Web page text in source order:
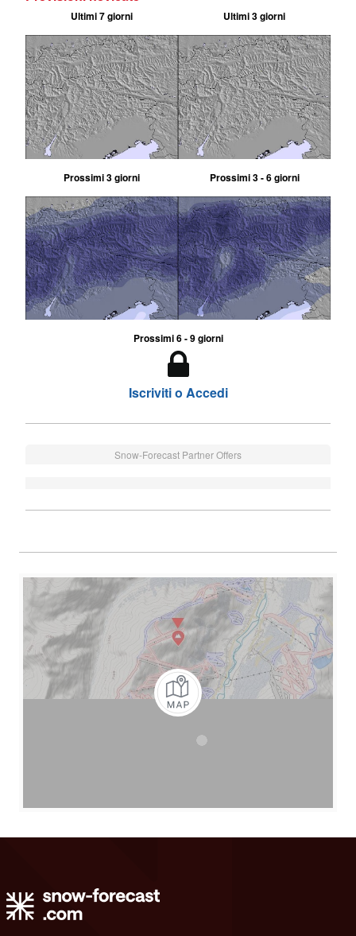
Ultimi 7 giorni Ultimi 3 giorni
Prossimi 3 giorni Prossimi 3 - 6 giorni
Prossimi 6 - 9 giorni
Iscriviti o Accedi
Snow-Forecast Partner Offers